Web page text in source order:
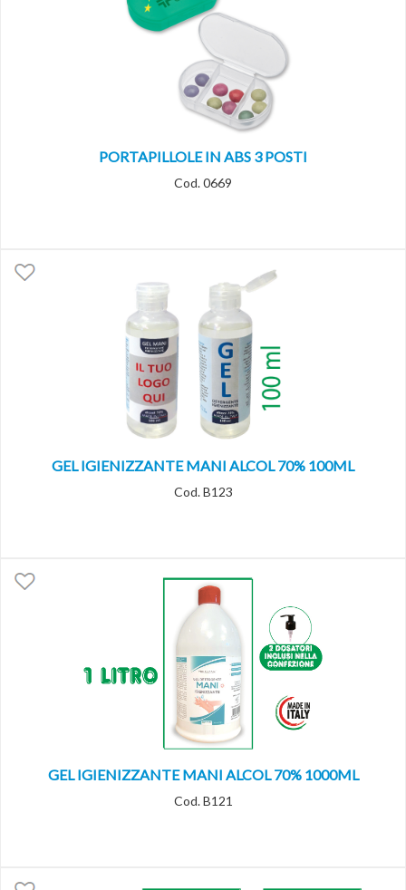
PORTAPILLOLE IN ABS 3 POSTI
Cod. 0669
GEL IGIENIZZANTE MANI ALCOL 70% 100ML
Cod. B123
GEL IGIENIZZANTE MANI ALCOL 70% 1000ML
Cod. B121